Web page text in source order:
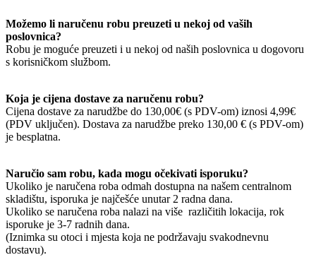
Možemo li naručenu robu preuzeti u nekoj od vaših
poslovnica?
Robu je moguće preuzeti i u nekoj od naših poslovnica u dogovoru
s korisničkom službom.
Koja je cijena dostave za naručenu robu?
Cijena dostave za narudžbe do 130,00€ (s PDV-om) iznosi 4,99€
(PDV uključen). Dostava za narudžbe preko 130,00 € (s PDV-om)
je besplatna.
Naručio sam robu, kada mogu očekivati isporuku?
Ukoliko je naručena roba odmah dostupna na našem centralnom
skladištu, isporuka je najčešće unutar 2 radna dana.
Ukoliko se naručena roba nalazi na više različitih lokacija, rok
isporuke je 3-7 radnih dana.
(Iznimka su otoci i mjesta koja ne podržavaju svakodnevnu
dostavu).